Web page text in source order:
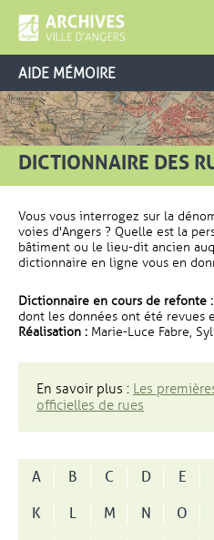
AIDE MÉMOIRE
DICTIONNAIRE DES
Vous vous interrogez sur la
voies d'Angers ? Quelle est la
bâtiment ou le lieu-dit ancien
dictionnaire en ligne vous en
Dictionnaire en cours de refonte :
dont les données ont été revues
Réalisation : Marie-Luce Fabre,
En savoir plus : Les
officielles de rues
A B C D E
K
L M N O